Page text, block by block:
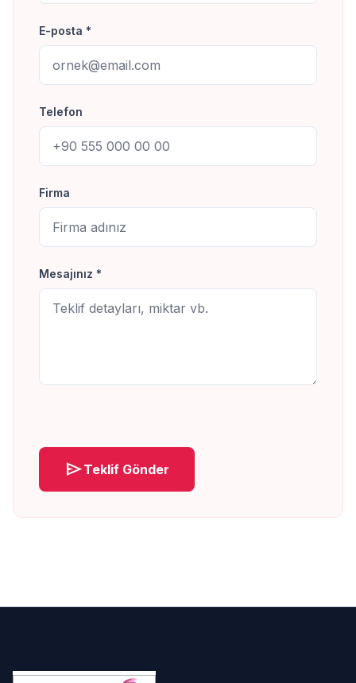
E-posta *
Telefon
Firma
Mesajınız *
sendTeklif Gönder